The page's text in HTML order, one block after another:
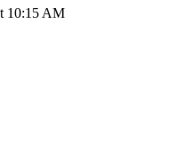
10:15 AM